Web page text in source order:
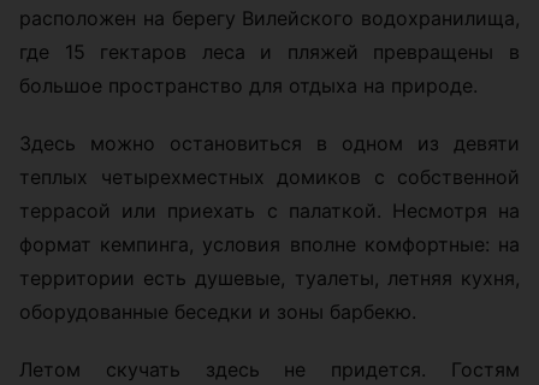
расположен на берегу Вилейского водохранилища,
где 15 гектаров леса и пляжей превращены в
большое пространство для отдыха на природе.
Здесь можно остановиться в одном из девяти
теплых четырехместных домиков с собственной
террасой или приехать с палаткой. Несмотря на
формат кемпинга, условия вполне комфортные: на
территории есть душевые, туалеты, летняя кухня,
оборудованные беседки и зоны барбекю.
Летом скучать здесь не придется. Гостям